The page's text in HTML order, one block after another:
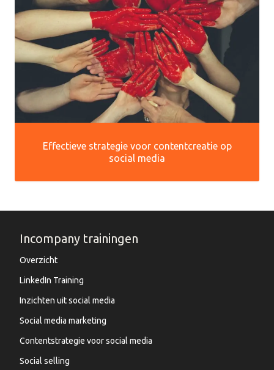
Effectieve strategie voor contentcreatie op
social media
Incompany trainingen
Overzicht
LinkedIn Training
Inzichten uit social media
Social media marketing
Contentstrategie voor social media
Social selling